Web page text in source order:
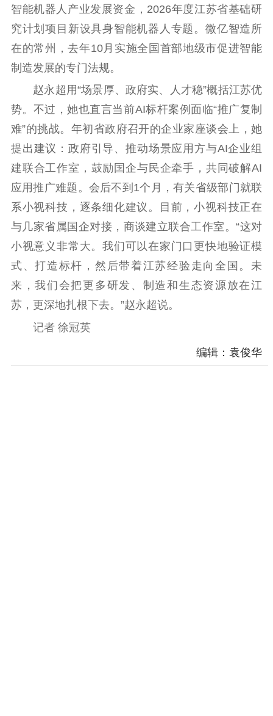
智能机器人产业发展资金，2026年度江苏省基础研
究计划项目新设具身智能机器人专题。微亿智造所
在的常州，去年10月实施全国首部地级市促进智能
制造发展的专门法规。
赵永超用“场景厚、政府实、人才稳”概括江苏优
势。不过，她也直言当前AI标杆案例面临“推广复制
难”的挑战。年初省政府召开的企业家座谈会上，她
提出建议：政府引导、推动场景应用方与AI企业组
建联合工作室，鼓励国企与民企牵手，共同破解AI
应用推广难题。会后不到1个月，有关省级部门就联
系小视科技，逐条细化建议。目前，小视科技正在
与几家省属国企对接，商谈建立联合工作室。“这对
小视意义非常大。我们可以在家门口更快地验证模
式、打造标杆，然后带着江苏经验走向全国。未
来，我们会把更多研发、制造和生态资源放在江
苏，更深地扎根下去。”赵永超说。
记者 徐冠英
编辑：袁俊华